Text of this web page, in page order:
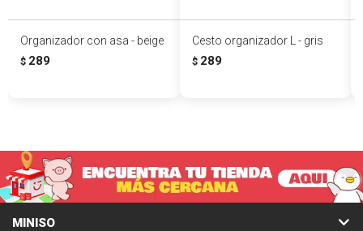
Organizador con asa - beige
$ 289
Cesto organizador L - gris
$ 289
MINISO